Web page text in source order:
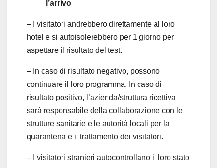
l’arrivo
– I visitatori andrebbero direttamente al loro
hotel e si autoisolerebbero per 1 giorno per
aspettare il risultato del test.
– In caso di risultato negativo, possono
continuare il loro programma. In caso di
risultato positivo, l’azienda/struttura ricettiva
sarà responsabile della collaborazione con le
strutture sanitarie e le autorità locali per la
quarantena e il trattamento dei visitatori.
– I visitatori stranieri autocontrollano il loro stato